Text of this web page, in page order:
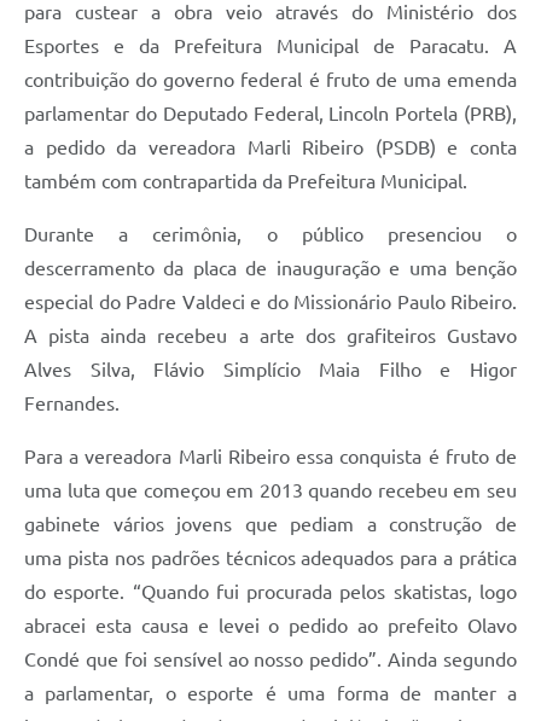
para custear a obra veio através do Ministério dos
Esportes e da Prefeitura Municipal de Paracatu. A
contribuição do governo federal é fruto de uma emenda
parlamentar do Deputado Federal, Lincoln Portela (PRB),
a pedido da vereadora Marli Ribeiro (PSDB) e conta
também com contrapartida da Prefeitura Municipal.
Durante a cerimônia, o público presenciou o
descerramento da placa de inauguração e uma benção
especial do Padre Valdeci e do Missionário Paulo Ribeiro.
A pista ainda recebeu a arte dos grafiteiros Gustavo
Alves Silva, Flávio Simplício Maia Filho e Higor
Fernandes.
Para a vereadora Marli Ribeiro essa conquista é fruto de
uma luta que começou em 2013 quando recebeu em seu
gabinete vários jovens que pediam a construção de
uma pista nos padrões técnicos adequados para a prática
do esporte. “Quando fui procurada pelos skatistas, logo
abracei esta causa e levei o pedido ao prefeito Olavo
Condé que foi sensível ao nosso pedido”. Ainda segundo
a parlamentar, o esporte é uma forma de manter a